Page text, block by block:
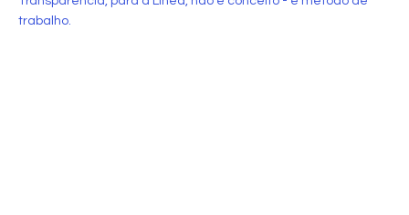
trabalho.